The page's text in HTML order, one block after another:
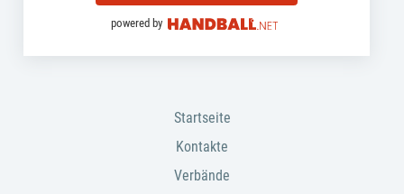
powered by
Startseite
Kontakte
Verbände